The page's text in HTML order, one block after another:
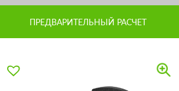
ПРЕДВАРИТЕЛЬНЫЙ РАСЧЕТ